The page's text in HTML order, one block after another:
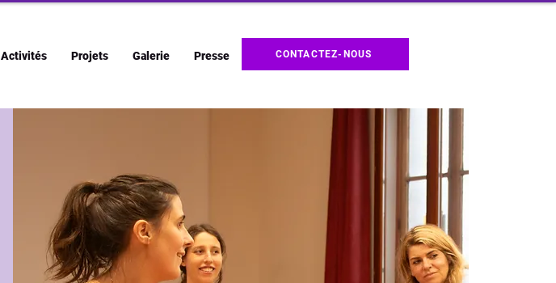
Activités Projets Galerie Presse CONTACTEZ-NOUS